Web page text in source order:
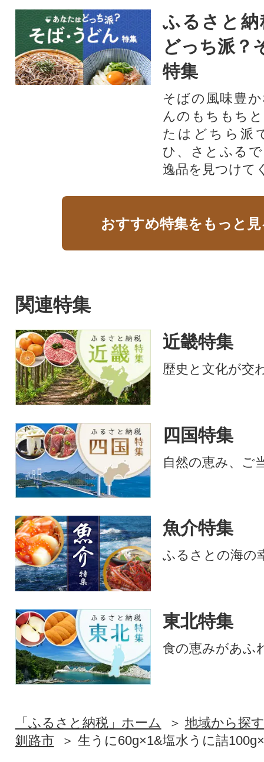
ふるさと
どっち派？
特集
そばの風味豊
んのもちもち
たはどちら派
ひ、さとふる
逸品を見つけて
おすすめ特集をもっと
関連特集
近畿特集
歴史と文化が交
四国特集
自然の恵み、ご
魚介特集
ふるさとの海の
東北特集
食の恵みがあふ
「ふるさと納税」ホーム
地域から探す
釧路市
生うに60g×1&塩水うに詰